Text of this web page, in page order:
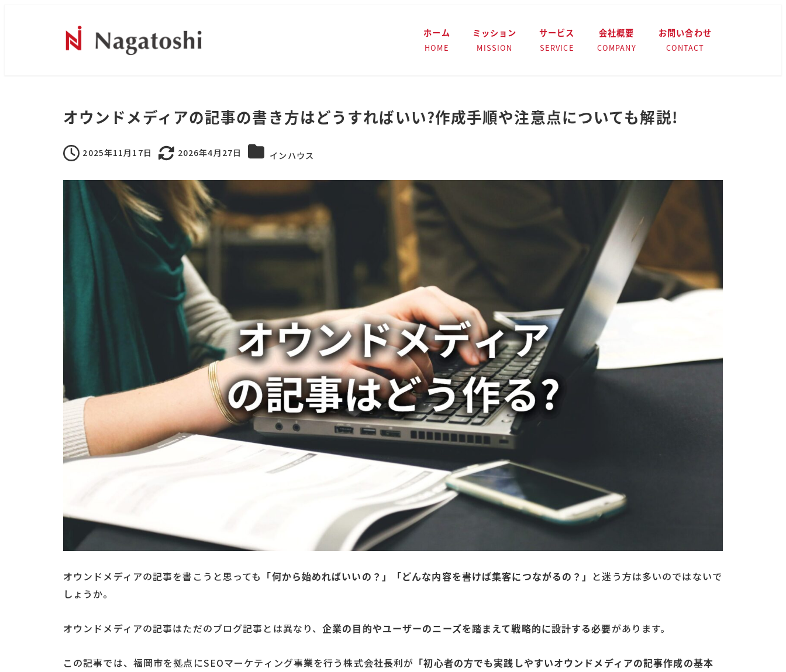
ホーム
HOME
ミッション
MISSION
サービス
SERVICE
会社概要
COMPANY
お問い合わせ
CONTACT
オウンドメディアの記事の書き方はどうすればいい?作成手順や注意点についても解説!
投稿日
2025年11月17日
更新日
2026年4月27日 カテゴリーインハウス
オウンドメディアの記事を書こうと思っても 「何から始めればいいの？」「どんな内容を書けば集客につながるの？」 と迷う方は多いのではないで
しょうか。
オウンドメディアの記事はただのブログ記事とは異なり、企業の目的やユーザーのニーズを踏まえて戦略的に設計する必要があります。
この記事では、福岡市を拠点にSEOマーケティング事業を行う株式会社長利が 「初心者の方でも実践しやすいオウンドメディアの記事作成の基本